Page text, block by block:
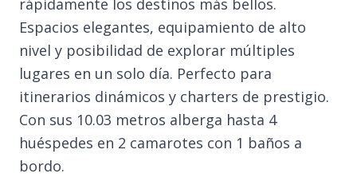
rápidamente los destinos más bellos.
Espacios elegantes, equipamiento de alto
nivel y posibilidad de explorar múltiples
lugares en un solo día. Perfecto para
itinerarios dinámicos y charters de prestigio.
Con sus 10.03 metros alberga hasta 4
huéspedes en 2 camarotes con 1 baños a
bordo.